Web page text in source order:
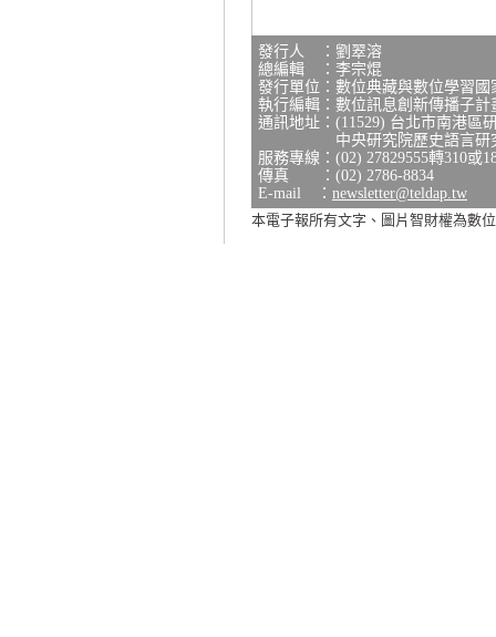
發行人 ：劉翠溶
總編輯 ：李宗焜
發行單位：數位典藏與數位學習
執行編輯：數位訊息創新傳播子計
通訊地址：(11529) 台北市南港區
中央研究院歷史語言研究
服務專線：(02) 27829555轉310或
傳真 ：(02) 2786-8834
E-mail ： newsletter@teldap.tw
本電子報所有文字、圖片智財權為數